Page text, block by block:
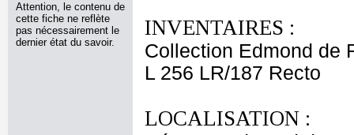
Attention, le contenu de
cette fiche ne reflète
pas nécessairement le
dernier état du savoir.
INVENTAIRES :
Collection Edmond de
L 256 LR/187 Recto
LOCALISATION :